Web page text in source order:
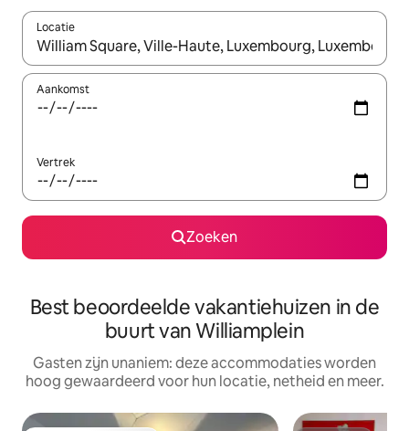
Locatie
Wanneer er resultaten beschikbaar zijn, maak je een keuze
Aankomst
Vertrek
Zoeken
Best beoordeelde vakantiehuizen in de
buurt van Williamplein
Gasten zijn unaniem: deze accommodaties worden
hoog gewaardeerd voor hun locatie, netheid en meer.